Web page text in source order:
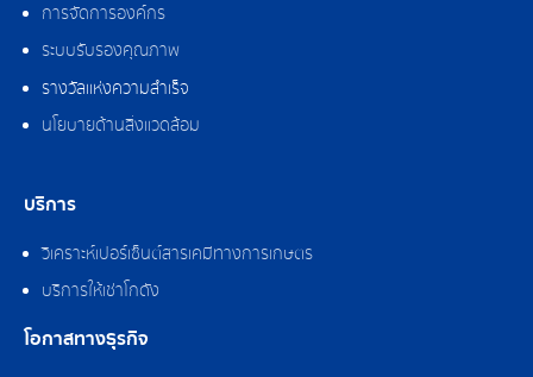
การจัดการองค์กร
ระบบรับรองคุณภาพ
รางวัลแห่งความสำเร็จ
นโยบายด้านสิ่งแวดล้อม
บริการ
วิเคราะห์เปอร์เซ็นต์สารเคมีทางการเกษตร
บริการให้เช่าโกดัง
โอกาสทางธุรกิจ